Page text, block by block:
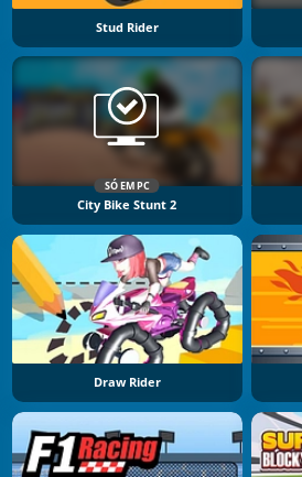
Stud Rider
SÓ EM PC
City Bike Stunt 2
Draw Rider